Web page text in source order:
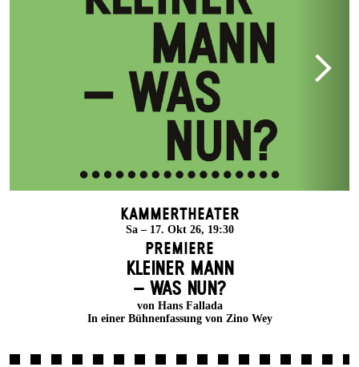
Kammertheater
Sa – 17. Okt 26, 19:30
Premiere
KLEINER MANN
– WAS NUN?
von Hans Fallada
In einer Bühnenfassung von Zino Wey